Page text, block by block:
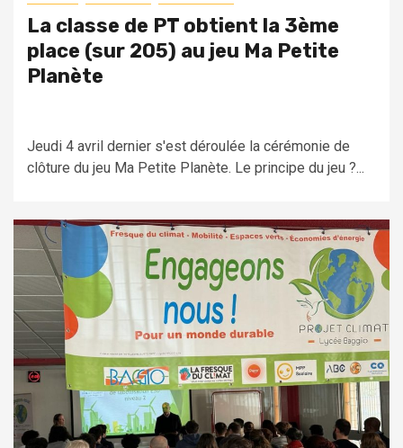
La classe de PT obtient la 3ème
place (sur 205) au jeu Ma Petite
Planète
Jeudi 4 avril dernier s'est déroulée la cérémonie de
clôture du jeu Ma Petite Planète. Le principe du jeu ?...